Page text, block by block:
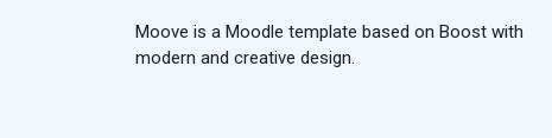
Moove is a Moodle template based on Boost with
modern and creative design.